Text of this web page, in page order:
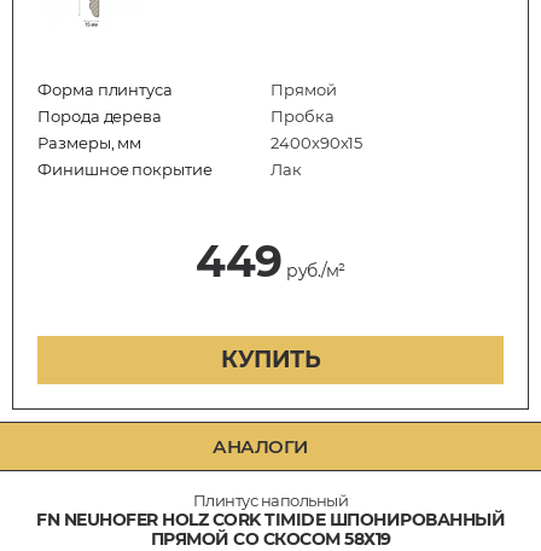
Форма плинтуса
Прямой
Порода дерева
Пробка
Размеры, мм
2400x90x15
Финишное покрытие
Лак
449 руб./м²
КУПИТЬ
АНАЛОГИ
Плинтус напольный
FN NEUHOFER HOLZ CORK TIMIDE ШПОНИРОВАННЫЙ
ПРЯМОЙ СО СКОСОМ 58Х19